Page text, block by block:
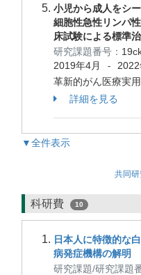
小児から成人をシ
細胞性急性リンパ
床試験による標準
研究課題番号：
2019年4月
-
2022
革新的がん医療実
詳細を見る
▼全件表示
共同
科研費 10
日本人に特徴的な
病発症機構の解明
研究課題/研究課題